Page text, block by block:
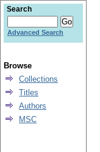
Search
Advanced Search
Browse
Collections
Titles
Authors
MSC